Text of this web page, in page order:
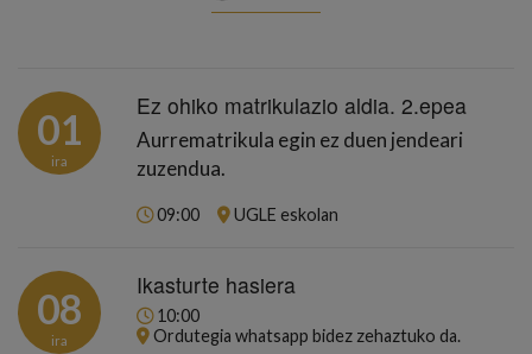
01
ira
Ez ohiko matrikulazio aldia. 2.epea
Aurrematrikula egin ez duen jendeari
zuzendua.
09:00 UGLE eskolan
08
ira
Ikasturte hasiera
10:00
Ordutegia whatsapp bidez zehaztuko da.